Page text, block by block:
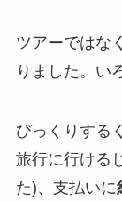
ツアーではな
りました。い
びっくりする
旅行に行ける
た)、支払いに